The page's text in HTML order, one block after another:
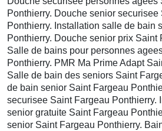
Ponthierry. Douche senior securisee
Ponthierry. Installation salle de bain
Ponthierry. Douche senior prix Saint
Salle de bains pour personnes
Ponthierry. PMR Ma Prime Adapt
Salle de bain des seniors Saint
de bain senior Saint Fargeau
securisee Saint Fargeau Ponthierry.
senior gratuite Saint Fargeau
senior Saint Fargeau Ponthierry.